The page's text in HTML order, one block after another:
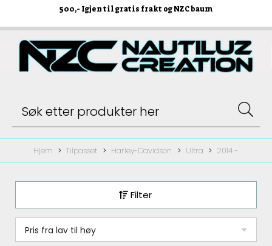
500,- Igjen til gratis frakt og NZC baum
Hjem Tilpasset Harley-Davidson Ultra 2014 -
Filter
Pris fra lav til høy